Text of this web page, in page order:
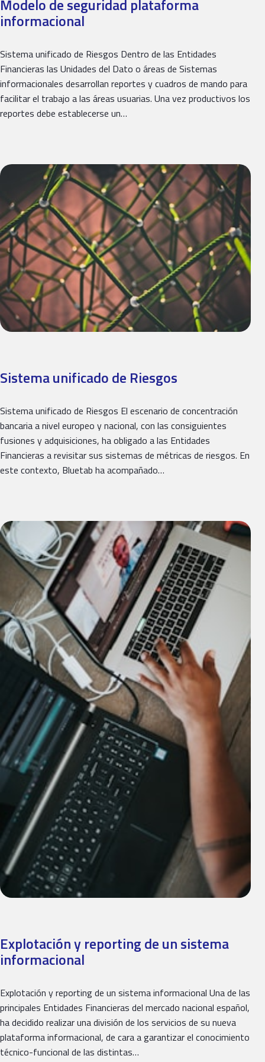
Modelo de seguridad plataforma
informacional
Sistema unificado de Riesgos Dentro de las Entidades
Financieras las Unidades del Dato o áreas de Sistemas
informacionales desarrollan reportes y cuadros de mando para
facilitar el trabajo a las áreas usuarias. Una vez productivos los
reportes debe establecerse un…
Sistema unificado de Riesgos
Sistema unificado de Riesgos El escenario de concentración
bancaria a nivel europeo y nacional, con las consiguientes
fusiones y adquisiciones, ha obligado a las Entidades
Financieras a revisitar sus sistemas de métricas de riesgos. En
este contexto, Bluetab ha acompañado…
Explotación y reporting de un sistema
informacional
Explotación y reporting de un sistema informacional Una de las
principales Entidades Financieras del mercado nacional español,
ha decidido realizar una división de los servicios de su nueva
plataforma informacional, de cara a garantizar el conocimiento
técnico-funcional de las distintas…